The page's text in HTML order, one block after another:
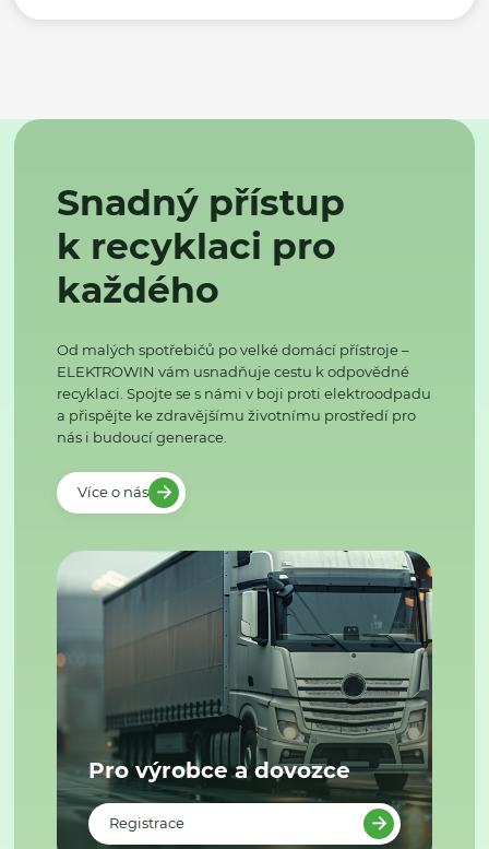
Snadný přístup
k recyklaci pro
každého
Od malých spotřebičů po velké domácí přístroje –
ELEKTROWIN vám usnadňuje cestu k odpovědné
recyklaci. Spojte se s námi v boji proti elektroodpadu
a přispějte ke zdravějšímu životnímu prostředí pro
nás i budoucí generace.
Více o nás
Pro výrobce a dovozce
Registrace